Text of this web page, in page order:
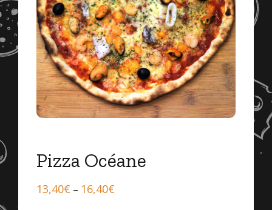
Pizza Océane
13,40€ – 16,40€